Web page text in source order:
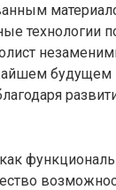
технологии
будущем